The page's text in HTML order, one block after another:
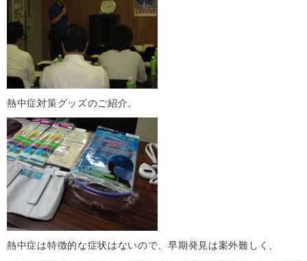
熱中症対策グッズのご紹介。
熱中症は特徴的な症状はないので、早期発見は案外難しく、